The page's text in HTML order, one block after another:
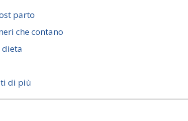
parto
che contano
dieta
di più